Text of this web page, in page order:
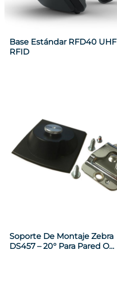
Base Estándar RFD40 UHF
RFID
Soporte De Montaje Zebra
DS457 – 20° Para Pared O